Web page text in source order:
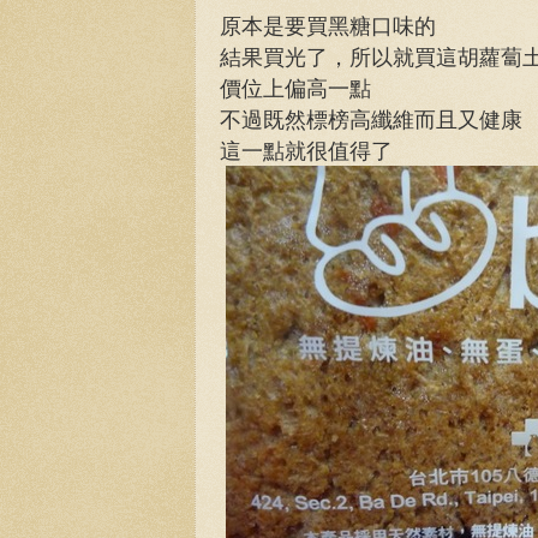
原本是要買黑糖口味的
結果買光了，所以就買這胡蘿蔔
價位上偏高一點
不過既然標榜高纖維而且又健康
這一點就很值得了